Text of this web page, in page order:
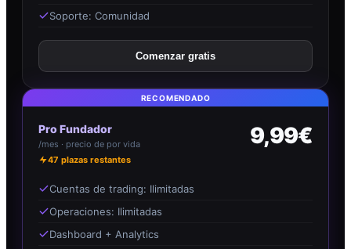
Soporte: Comunidad
Comenzar gratis
RECOMENDADO
Pro Fundador
/mes · precio de por vida
47 plazas restantes
9,99€
Cuentas de trading: Ilimitadas
Operaciones: Ilimitadas
Dashboard + Analytics